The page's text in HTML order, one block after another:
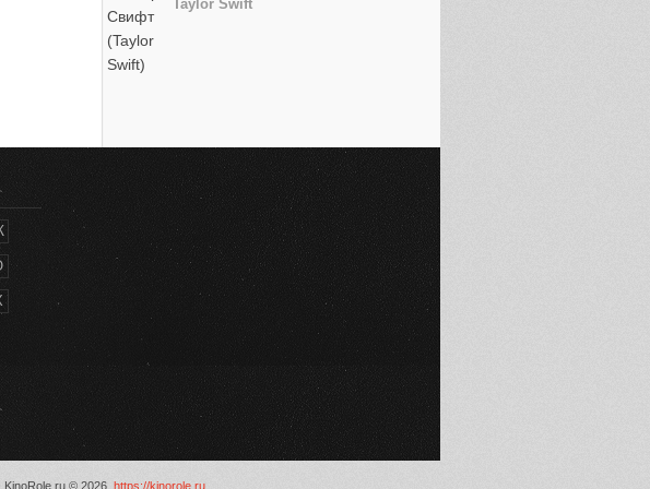
Taylor Swift
© 2026, https://kinorole.ru